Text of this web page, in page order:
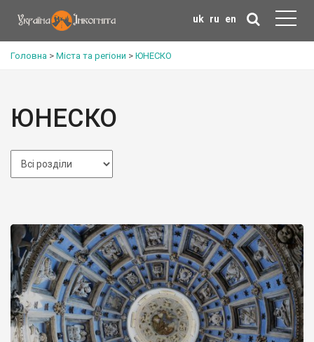
uk ru en
Головна > Міста та регіони > ЮНЕСКО
ЮНЕСКО